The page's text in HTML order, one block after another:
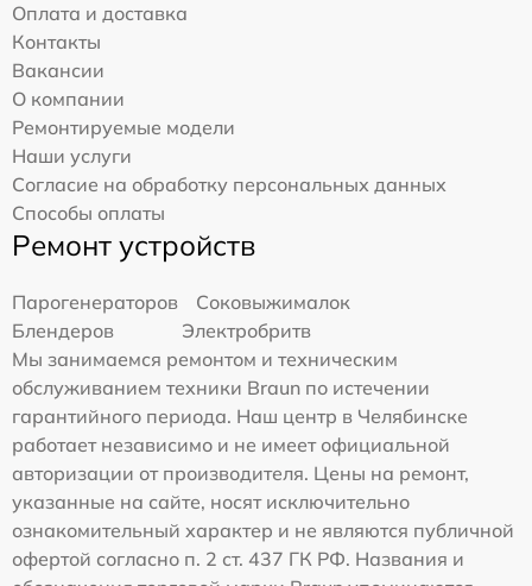
Оплата и доставка
Контакты
Вакансии
О компании
Ремонтируемые модели
Наши услуги
Согласие на обработку персональных данных
Способы оплаты
Ремонт устройств
Парогенераторов
Соковыжималок
Блендеров
Электробритв
Мы занимаемся ремонтом и техническим
обслуживанием техники Braun по истечении
гарантийного периода. Наш центр в Челябинске
работает независимо и не имеет официальной
авторизации от производителя. Цены на ремонт,
указанные на сайте, носят исключительно
ознакомительный характер и не являются публичной
офертой согласно п. 2 ст. 437 ГК РФ. Названия и